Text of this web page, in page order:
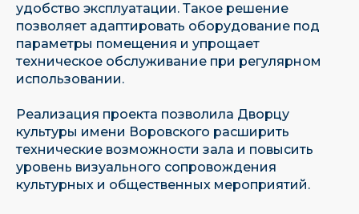
удобство эксплуатации. Такое решение
позволяет адаптировать оборудование под
параметры помещения и упрощает
техническое обслуживание при регулярном
использовании.
Реализация проекта позволила Дворцу
культуры имени Воровского расширить
технические возможности зала и повысить
уровень визуального сопровождения
культурных и общественных мероприятий.
Имеем собственную научно-
исследовательскую базу